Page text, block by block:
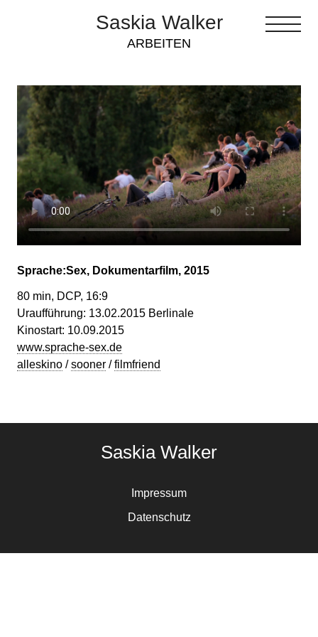
Saskia Walker
ARBEITEN
Sprache:Sex, Dokumentarfilm, 2015
80 min, DCP, 16:9
Uraufführung: 13.02.2015 Berlinale
Kinostart: 10.09.2015
www.sprache-sex.de
alleskino /sooner /filmfriend
Saskia Walker
Impressum
Datenschutz